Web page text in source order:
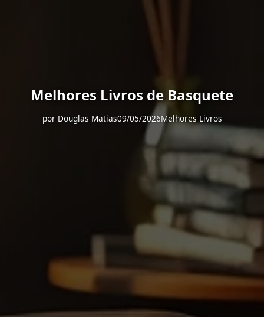
Melhores Livros de Basquete
por Douglas Matias09/05/2026Melhores Livros